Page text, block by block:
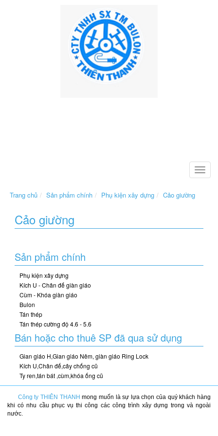
Toggle
Trang chủ
Sản phẩm chính Phụ kiện xây dựng Cảo giường
Cảo giường
Sản phẩm chính
Phụ kiện xây dựng
Kích U - Chân đế giàn giáo
Cùm - Khóa giàn giáo
Bulon
Tán thép
Tán thép cường độ 4.6 - 5.6
Bán hoặc cho thuê SP đã qua sử dụng
Gian giáo H,Gian giáo Nêm, giàn giáo Ring Lock
Kích U,Chân đế,cây chống cũ
Ty ren,tán bát ,cùm,khóa ống cũ
Công ty THIÊN THANH mong muốn là sự lựa chọn của quý khách hàng
khi có nhu cầu phục vụ thi công các công trình xây dựng trong và ngoài
nước.